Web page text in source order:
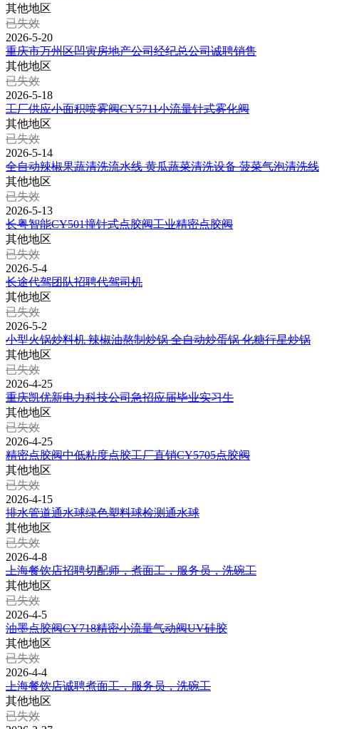
其他地区
已失效
2026-5-20
重庆市万州区凹寅房地产公司经纪总公司诚聘销售
其他地区
已失效
2026-5-18
工厂供应小面积喷雾阀CY5711小流量针式雾化阀
其他地区
已失效
2026-5-14
全自动辣椒果蔬清洗流水线 黄瓜蔬菜清洗设备 菠菜气泡清洗线
其他地区
已失效
2026-5-13
长粤智能CY501撞针式点胶阀工业精密点胶阀
其他地区
已失效
2026-5-4
长途代驾团队招聘代驾司机
其他地区
已失效
2026-5-2
小型火锅炒料机 辣椒油熬制炒锅 全自动炒蛋锅 化糖行星炒锅
其他地区
已失效
2026-4-25
重庆凯优新电力科技公司急招应届毕业实习生
其他地区
已失效
2026-4-25
精密点胶阀中低粘度点胶工厂直销CY5705点胶阀
其他地区
已失效
2026-4-15
排水管道通水球绿色塑料球检测通水球
其他地区
已失效
2026-4-8
上海餐饮店招聘切配师，煮面工，服务员，洗碗工
其他地区
已失效
2026-4-5
油墨点胶阀CY718精密小流量气动阀UV硅胶
其他地区
已失效
2026-4-4
上海餐饮店诚聘煮面工，服务员，洗碗工
其他地区
已失效